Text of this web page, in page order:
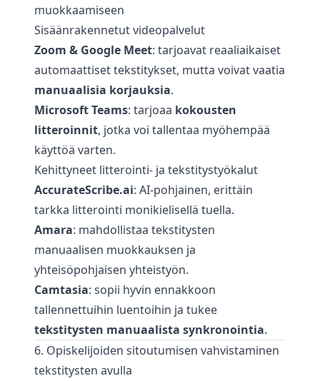
muokkaamiseen
Sisäänrakennetut videopalvelut
Zoom & Google Meet: tarjoavat reaaliaikaiset
automaattiset tekstitykset, mutta voivat vaatia
manuaalisia korjauksia.
Microsoft Teams: tarjoaa kokousten
litteroinnit, jotka voi tallentaa myöhempää
käyttöä varten.
Kehittyneet litterointi- ja tekstitystyökalut
AccurateScribe.ai: AI-pohjainen, erittäin
tarkka litterointi monikielisellä tuella.
Amara: mahdollistaa tekstitysten
manuaalisen muokkauksen ja
yhteisöpohjaisen yhteistyön.
Camtasia: sopii hyvin ennakkoon
tallennettuihin luentoihin ja tukee
tekstitysten manuaalista synkronointia.
6. Opiskelijoiden sitoutumisen vahvistaminen
tekstitysten avulla